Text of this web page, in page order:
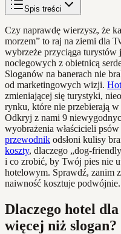
Spis treści
Czy naprawdę wierzysz, że
morzem” to raj na ziemi dla
wybrzeże przyciąga turystów
noclegowych z obietnicą
Sloganów na banerach nie
od marketingowych wizji.
zmieniającej się turystyki,
rynku, które nie przebierają
Odkryj z nami 9
wyobrażenia właścicieli
przewodnik odsłoni kulisy
koszty, dlaczego „dog-
i co zrobić, by Twój pies nie
hotelowym. Sprawdź, zanim
naiwność kosztuje podwójnie.
Dlaczego hotel
więcej niż slogan?